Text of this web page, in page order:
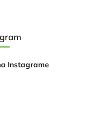
Instagrame